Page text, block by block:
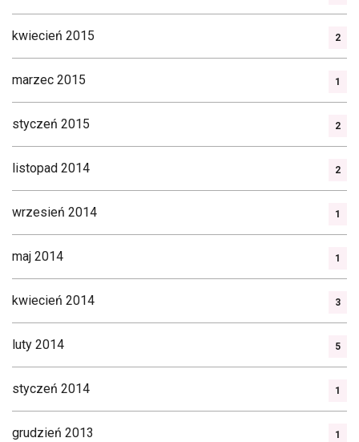
kwiecień 2015 2
marzec 2015 1
styczeń 2015 2
listopad 2014 2
wrzesień 2014 1
maj 2014 1
kwiecień 2014 3
luty 2014 5
styczeń 2014 1
grudzień 2013 1